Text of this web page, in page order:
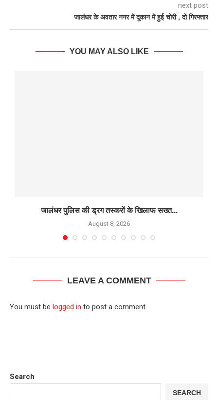
next post
जालंधर के अवतार नगर में दूकान में हुई चोरी , दो गिरफ्तार
YOU MAY ALSO LIKE
जालंधर पुलिस की ड्रग तस्करों के खिलाफ सख्त...
August 8, 2026
LEAVE A COMMENT
You must be logged in to post a comment.
Search
SEARCH